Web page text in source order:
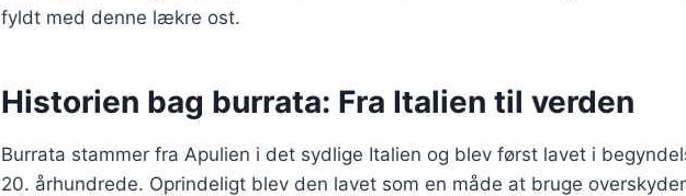
fyldt med denne lækre ost.
Historien bag burrata: Fra Italien til verden
Burrata stammer fra Apulien i det sydlige Italien og blev først lavet i
20. århundrede. Oprindeligt blev den lavet som en måde at bruge